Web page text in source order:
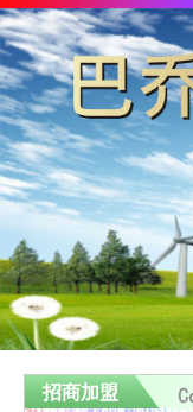
招商加盟